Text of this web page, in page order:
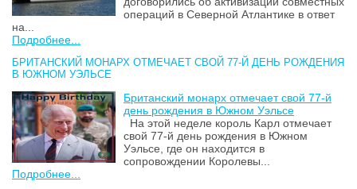
операций в Северной Атлантике в ответ
на...
Подробнее...
БРИТАНСКИЙ МОНАРХ ОТМЕЧАЕТ СВОЙ 77-Й ДЕНЬ РОЖДЕНИЯ
В ЮЖНОМ УЭЛЬСЕ
Британский монарх отмечает свой 77-й
день рождения в Южном Уэльсе
На этой неделе король Карл отмечает
свой 77-й день рождения в Южном
Уэльсе, где он находится в
сопровождении Королевы...
Подробнее...